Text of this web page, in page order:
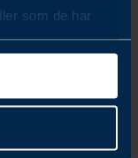
som de har
framför allt
tullrelaterade